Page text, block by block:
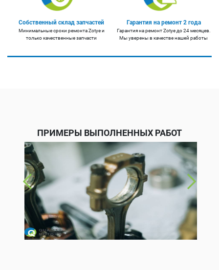
Собственный склад запчастей
Минимальные сроки ремонта Zotye и
только качественные запчасти
Гарантия на ремонт 2 года
Гарантия на ремонт Zotye до 24 месяцев.
Мы уверены в качестве нашей работы
ПРИМЕРЫ ВЫПОЛНЕННЫХ РАБОТ